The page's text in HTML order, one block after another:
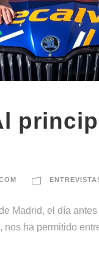
Madrid, el día
ha permitido